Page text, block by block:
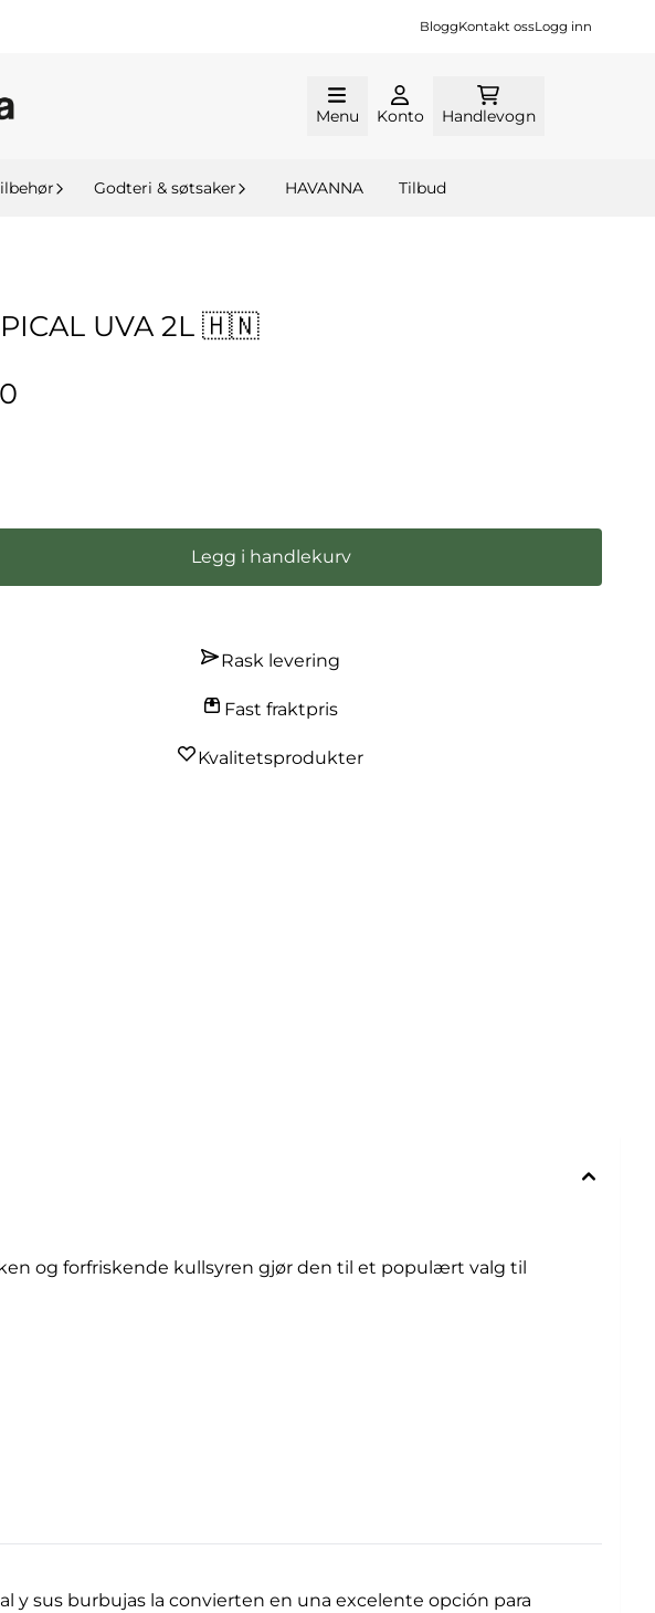
BloggKontakt ossLogg inn
Menu Konto Handlevogn
Godteri & søtsaker HAVANNA Tilbud
UVA 2L 🇭🇳
Legg i handlekurv
Rask levering
Fast fraktpris
Kvalitetsprodukter
og forfriskende kullsyren gjør den til et populært valg til
y sus burbujas la convierten en una excelente opción para